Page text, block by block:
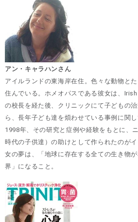
アン・キャラハンさん
アイルランドの東海岸在住。色々な動物と
住んでいる。ホメオパスである彼女は、
の校長を経た後、クリニックにて子どもの
ら、長年子ども達を煩わせている事例に関し
1998年、その研究と症例や経験をもとに、
時代の子供達）の助けとして作られたのが
女の夢は、「地球に存在する全ての生き物
界」になること。